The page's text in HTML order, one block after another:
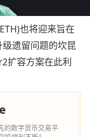
也将迎来旨在
遗留问题的坎昆
扩容方案在此利
的数字货币交易平